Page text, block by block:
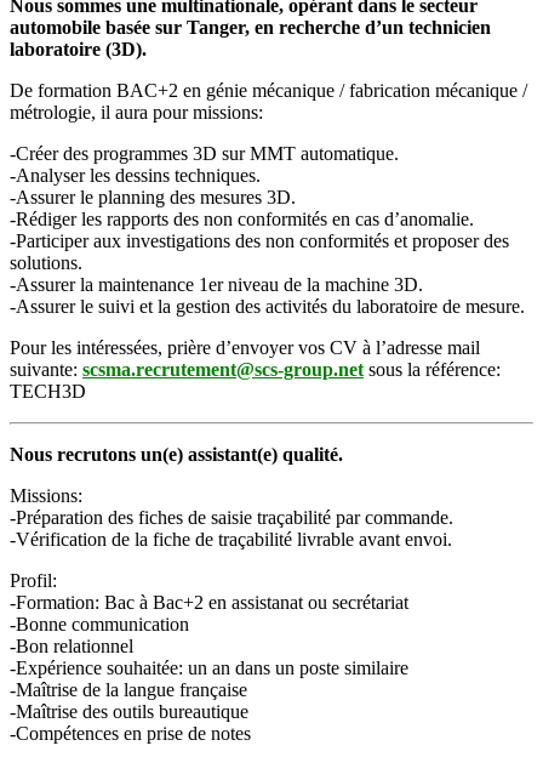
Nous sommes une multinationale, opérant dans le secteur
automobile basée sur Tanger, en recherche d’un technicien
laboratoire (3D).
De formation BAC+2 en génie mécanique / fabrication mécanique /
métrologie, il aura pour missions:
-Créer des programmes 3D sur MMT automatique.
-Analyser les dessins techniques.
-Assurer le planning des mesures 3D.
-Rédiger les rapports des non conformités en cas d’anomalie.
-Participer aux investigations des non conformités et proposer des
solutions.
-Assurer la maintenance 1er niveau de la machine 3D.
-Assurer le suivi et la gestion des activités du laboratoire de mesure.
Pour les intéressées, prière d’envoyer vos CV à l’adresse mail
suivante: scsma.recrutement@scs-group.netsous la référence:
TECH3D
Nous recrutons un(e) assistant(e) qualité.
Missions:
-Préparation des fiches de saisie traçabilité par commande.
-Vérification de la fiche de traçabilité livrable avant envoi.
Profil:
-Formation: Bac à Bac+2 en assistanat ou secrétariat
-Bonne communication
-Bon relationnel
-Expérience souhaitée: un an dans un poste similaire
-Maîtrise de la langue française
-Maîtrise des outils bureautique
-Compétences en prise de notes